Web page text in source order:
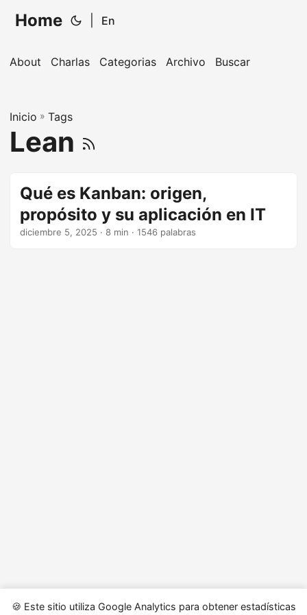
🍪 Este sitio utiliza Google Analytics para obtener estadísticas
Home En
About Charlas Categorias Archivo Buscar
Inicio » Tags
Lean
Qué es Kanban: origen,
propósito y su aplicación en IT
diciembre 5, 2025 · 8 min · 1546 palabras